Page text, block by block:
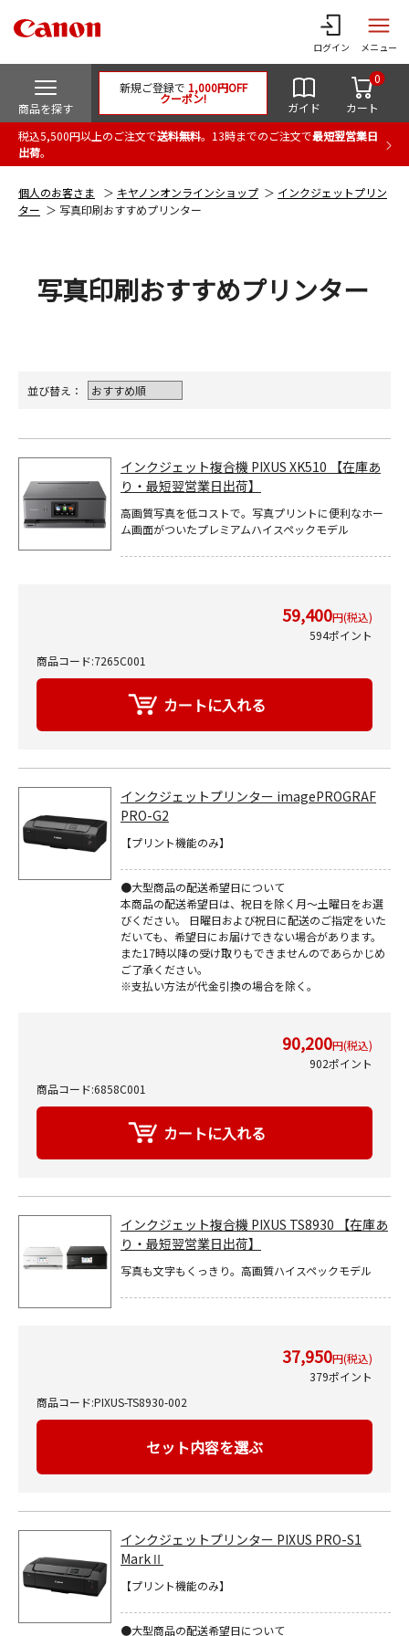
ログイン メニュー
商品を探す
新規ご登録で 1,000円OFF
クーポン!
ガイド カート
0
税込5,500円以上のご注文で送料無料。13時までのご注文で最短翌営業日
出荷。
個人のお客さま キヤノンオンラインショップ
インクジェットプリン
ター
写真印刷おすすめプリンター
写真印刷おすすめプリンター
並び替え：
インクジェット複合機 PIXUS XK510 【在庫あ
り・最短翌営業日出荷】
高画質写真を低コストで。写真プリントに便利なホー
ム画面がついたプレミアムハイスペックモデル
59,400円(税込)
594ポイント
商品コード:7265C001
インクジェットプリンター imagePROGRAF
PRO-G2
【プリント機能のみ】
●大型商品の配送希望日について
本商品の配送希望日は、祝日を除く月～土曜日をお選
びください。 日曜日および祝日に配送のご指定をいた
だいても、希望日にお届けできない場合があります。
また17時以降の受け取りもできませんのであらかじめ
ご了承ください。
※支払い方法が代金引換の場合を除く。
90,200円(税込)
902ポイント
商品コード:6858C001
インクジェット複合機 PIXUS TS8930 【在庫あ
り・最短翌営業日出荷】
写真も文字もくっきり。高画質ハイスペックモデル
37,950円(税込)
379ポイント
商品コード:PIXUS-TS8930-002
セット内容を選ぶ
インクジェットプリンター PIXUS PRO-S1
MarkⅡ
【プリント機能のみ】
●大型商品の配送希望日について